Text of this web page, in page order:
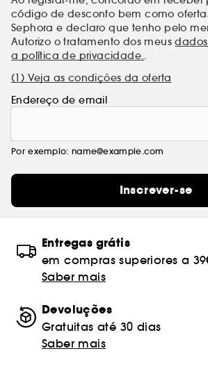
código de desconto bem como
Sephora e declaro que tenho pelo
Autorizo o tratamento dos meus
a política de privacidade..
(1) Veja as condições da oferta
Endereço de email
Por exemplo: name@example.com
Inscrever-se
Entregas grátis
em compras superiores a
Saber mais
Devoluções
Gratuitas até 30 dias
Saber mais